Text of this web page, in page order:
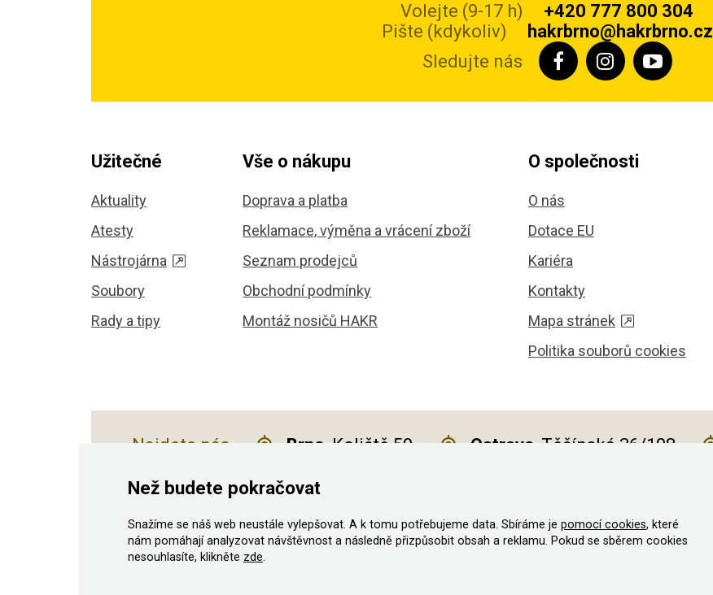
Volejte (9-17 h)
+420 777 800 304
Pište (kdykoliv)
hakrbrno@hakrbrno.cz
Sledujte nás
Užitečné
Aktuality
Atesty
Nástrojárna
Soubory
Rady a tipy
Vše o nákupu
Doprava a platba
Reklamace, výměna a vrácení zboží
Seznam prodejců
Obchodní podmínky
Montáž nosičů HAKR
O společnosti
O nás
Dotace EU
Kariéra
Kontakty
Mapa stránek
Politika souborů cookies
Najdete nás Brno, Koliště 59 Ostrava, Těšínská 36/108
© 2011–2026 ASN Hakr Brno. Všechna práva vyhrazena
Než budete pokračovat
Snažíme se náš web neustále vylepšovat. A k tomu potřebujeme data. Sbíráme je pomocí cookies, které
nám pomáhají analyzovat návštěvnost a následně přizpůsobit obsah a reklamu. Pokud se sběrem cookies
nesouhlasíte, klikněte zde.